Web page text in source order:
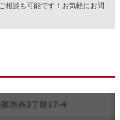
相談も可能です！お気軽にお問